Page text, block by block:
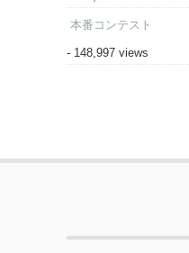
本番コンテスト
- 148,997 views